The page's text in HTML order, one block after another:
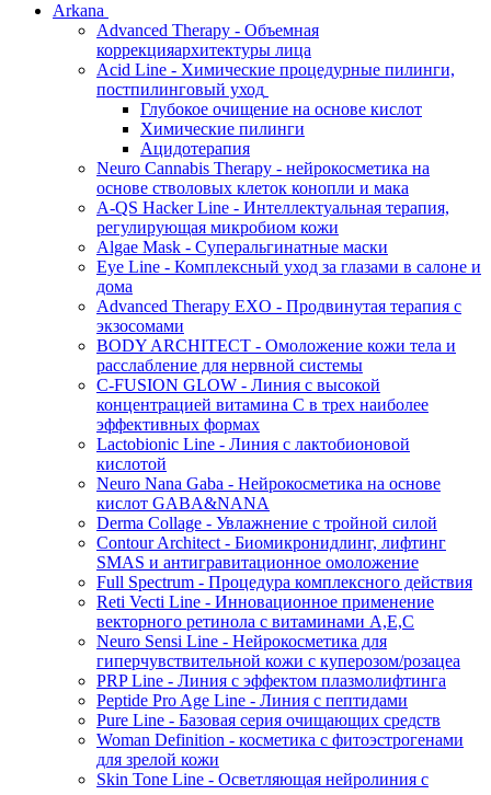
Arkana
Advanced Therapy - Объемная
коррекцияархитектуры лица
Acid Line - Химические процедурные пилинги,
постпилинговый уход
Глубокое очищение на основе кислот
Химические пилинги
Ацидотерапия
Neuro Cannabis Therapy - нейрокосметика на
основе стволовых клеток конопли и мака
A-QS Hacker Line - Интеллектуальная терапия,
регулирующая микробиом кожи
Algae Mask - Суперальгинатные маски
Eye Line - Комплексный уход за глазами в салоне и
дома
Advanced Therapy EXO - Продвинутая терапия с
экзосомами
BODY ARCHITECT - Омоложение кожи тела и
расслабление для нервной системы
C-FUSION GLOW - Линия с высокой
концентрацией витамина C в трех наиболее
эффективных формах
Lactobionic Line - Линия с лактобионовой
кислотой
Neuro Nana Gaba - Нейрокосметика на основе
кислот GABA&NANA
Derma Collage - Увлажнение с тройной силой
Contour Architect - Биомикронидлинг, лифтинг
SMAS и антигравитационное омоложение
Full Spectrum - Процедура комплексного действия
Reti Vecti Line - Инновационное применение
векторного ретинола с витаминами A,Е,С
Neuro Sensi Line - Нейрокосметика для
гиперчувствительной кожи с куперозом/розацеа
PRP Line - Линия с эффектом плазмолифтинга
Peptide Pro Age Line - Линия с пептидами
Pure Line - Базовая серия очищающих средств
Woman Definition - косметика с фитоэстрогенами
для зрелой кожи
Skin Tone Line - Осветляющая нейролиния с